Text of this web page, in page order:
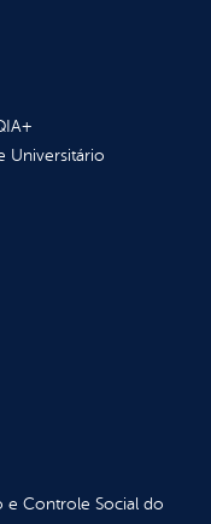
Universitário
e Controle Social do